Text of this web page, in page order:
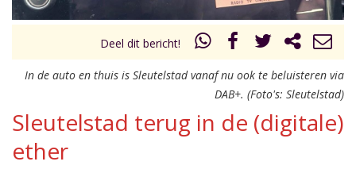
Deel dit bericht!
In de auto en thuis is Sleutelstad vanaf nu ook te beluisteren via
DAB+. (Foto's: Sleutelstad)
Sleutelstad terug in de (digitale)
ether